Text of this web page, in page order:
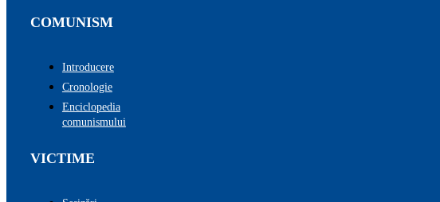
COMUNISM
Introducere
Cronologie
Enciclopedia
comunismului
VICTIME